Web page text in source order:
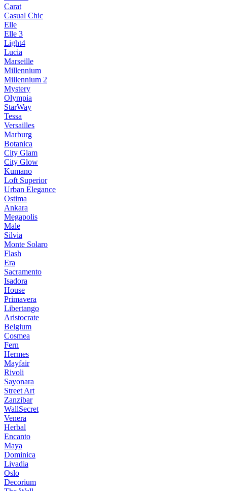
Carat
Casual Chic
Elle
Elle 3
Light4
Lucia
Marseille
Millennium
Millennium 2
Mystery
Olympia
StarWay
Tessa
Versailles
Marburg
Botanica
City Glam
City Glow
Kumano
Loft Superior
Urban Elegance
Ostima
Ankara
Megapolis
Male
Silvia
Monte Solaro
Flash
Era
Sacramento
Isadora
House
Primavera
Libertango
Aristocrate
Belgium
Cosmea
Fern
Hermes
Mayfair
Rivoli
Sayonara
Street Art
Zanzibar
WallSecret
Venera
Herbal
Encanto
Maya
Dominica
Livadia
Oslo
Decorium